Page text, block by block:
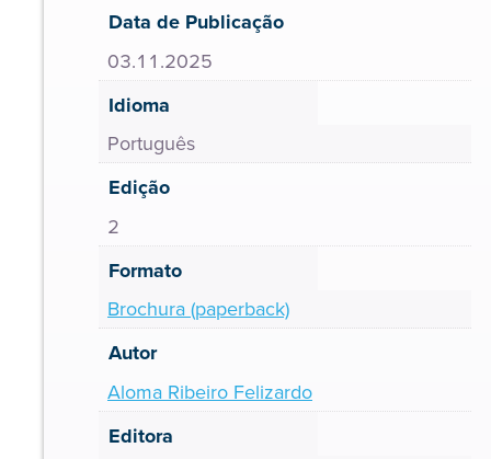
Data de Publicação
03.11.2025
Idioma
Português
Edição
2
Formato
Brochura (paperback)
Autor
Aloma Ribeiro Felizardo
Editora